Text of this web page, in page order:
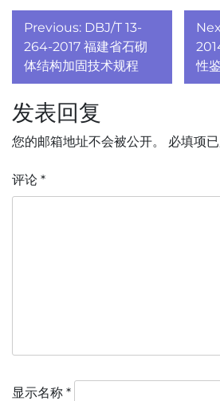
文
章
导
航
Previous: DBJ/T 13-
264-2017 福建省石砌
体结构加固技术规程
性
发表回复
您的邮箱地址不会被公开。 必填项
评论 *
显示名称 *